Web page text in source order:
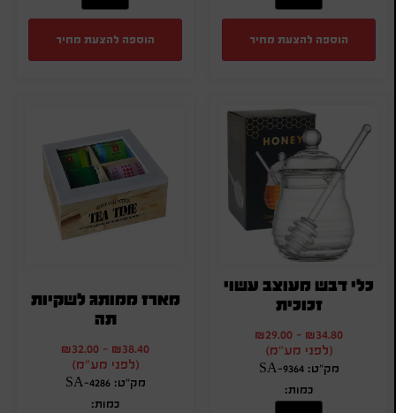
הוספה להצעת מחיר הוספה להצעת מחיר
כלי דבש מעוצב עשוי
זכוכית
₪34.80
-
₪29.00
(לפני מע"מ)
מק"ט: SA-9364
כמות:
מארז ממותג לשקיות
תה
₪38.40
-
₪32.00
(לפני מע"מ)
מק"ט: SA-4286
כמות: